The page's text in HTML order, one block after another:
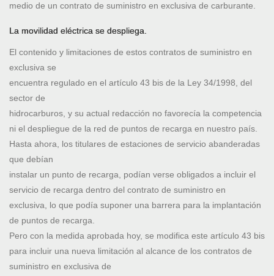
medio de un contrato de suministro en exclusiva de carburante.
La movilidad eléctrica se despliega.
El contenido y limitaciones de estos contratos de suministro en
exclusiva se
encuentra regulado en el artículo 43 bis de la Ley 34/1998, del
sector de
hidrocarburos, y su actual redacción no favorecía la competencia
ni el despliegue de la red de puntos de recarga en nuestro país.
Hasta ahora, los titulares de estaciones de servicio abanderadas
que debían
instalar un punto de recarga, podían verse obligados a incluir el
servicio de recarga dentro del contrato de suministro en
exclusiva, lo que podía suponer una barrera para la implantación
de puntos de recarga.
Pero con la medida aprobada hoy, se modifica este artículo 43 bis
para incluir una nueva limitación al alcance de los contratos de
suministro en exclusiva de